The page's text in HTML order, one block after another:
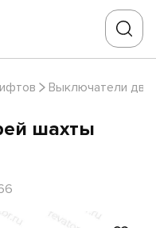
Выключатели
шахты